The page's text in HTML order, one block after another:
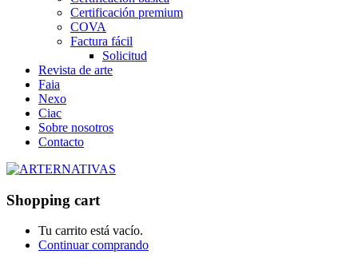
Certificación premium
COVA
Factura fácil
Solicitud
Revista de arte
Faia
Nexo
Ciac
Sobre nosotros
Contacto
Shopping cart
Tu carrito está vacío.
Continuar comprando